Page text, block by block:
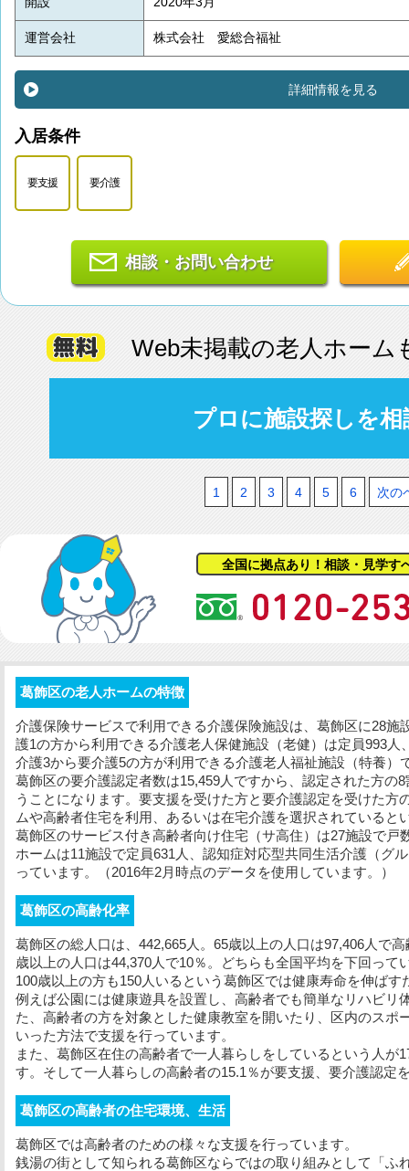
運営会社 株式会社 愛総合福祉
詳細情報を見る
入居条件
要支援 要介護
相談・お問い合わせ
Web未掲載の老人ホーム
プロに施設探しを
1 2 3 4 5 6 次の
全国に拠点あり！相談・見学す
葛飾区の老人ホームの特徴
介護保険サービスで利用できる介護保険施設は、葛飾区に28施
護1の方から利用できる介護老人保健施設（老健）は定員993
介護3から要介護5の方が利用できる介護老人福祉施設（特養）
葛飾区の要介護認定者数は15,459人ですから、認定された方の
うことになります。要支援を受けた方と要介護認定を受けた方
ムや高齢者住宅を利用、あるいは在宅介護を選択されていると
葛飾区のサービス付き高齢者向け住宅（サ高住）は27施設で戸
ホームは11施設で定員631人、認知症対応型共同生活介護（グ
っています。（2016年2月時点のデータを使用しています。）
葛飾区の高齢化率
葛飾区の総人口は、442,665人。65歳以上の人口は97,406人で
歳以上の人口は44,370人で10％。どちらも全国平均を下回って
100歳以上の方も150人いるという葛飾区では健康寿命を伸ば
例えば公園には健康遊具を設置し、高齢者でも簡単なリハビリ
た、高齢者の方を対象とした健康教室を開いたり、区内のスポ
いった方法で支援を行っています。
また、葛飾区在住の高齢者で一人暮らしをしているという人が
す。そして一人暮らしの高齢者の15.1％が要支援、要介護認定
葛飾区の高齢者の住宅環境、生活
葛飾区では高齢者のための様々な支援を行っています。
銭湯の街として知られる葛飾区ならではの取り組みとして「ふ